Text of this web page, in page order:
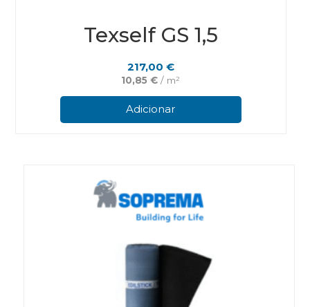
Texself GS 1,5
217,00 €
10,85€ / m²
Adicionar